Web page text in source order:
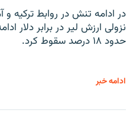
در ادامه تنش در روابط ترکیه و
نزولی ارزش لیر در برابر دلار
حدود ۱۸ درصد سقوط کرد.
ادامه خبر